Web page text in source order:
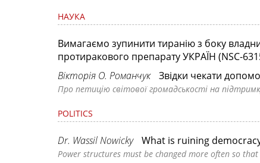
НАУКА
Вимагаємо зупинити тиранію з боку
протиракового препарату УКРАЇН (NSC-
Вікторія О. Романчук
Звідки чекати
Про петицію світової громадськості на
POLITICS
Dr. Wassil Nowicky What is ruining
Power structures must be changed more often so